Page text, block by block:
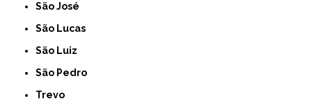
São José
São Lucas
São Luiz
São Pedro
Trevo